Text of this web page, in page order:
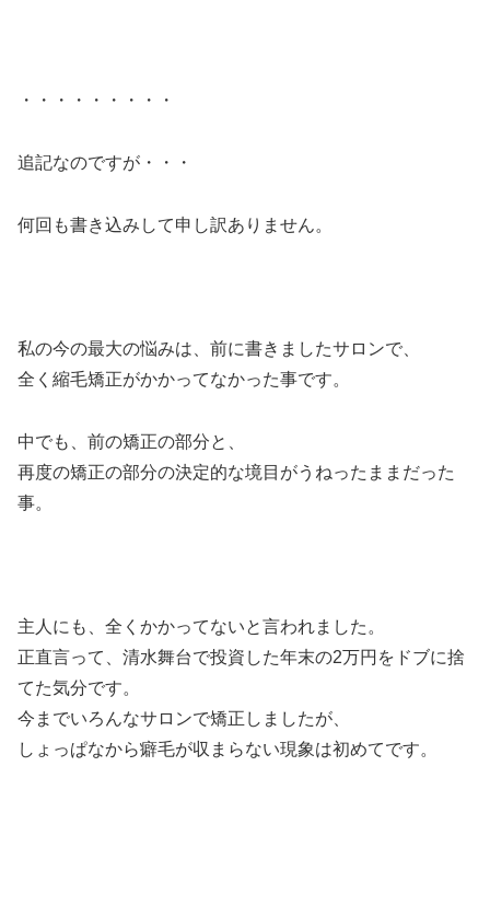
・・・・・・・・・
追記なのですが・・・
何回も書き込みして申し訳ありません。
私の今の最大の悩みは、前に書きましたサロンで、
全く縮毛矯正がかかってなかった事です。
中でも、前の矯正の部分と、
再度の矯正の部分の決定的な境目がうねったままだった
事。
主人にも、全くかかってないと言われました。
正直言って、清水舞台で投資した年末の2万円をドブに捨
てた気分です。
今までいろんなサロンで矯正しましたが、
しょっぱなから癖毛が収まらない現象は初めてです。